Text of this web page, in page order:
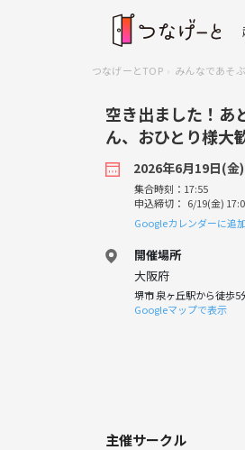
つなげーとTOP みんなであそぶ
空き出ました！
ん、おひとり様大
2026年6月19日(金
集合時刻：17:55
申込締切： 6/19(金)
Googleカレンダーに追
開催場所
大阪府
堺市 泉ヶ丘駅から徒歩5
Googleマップで表示
主催サークル